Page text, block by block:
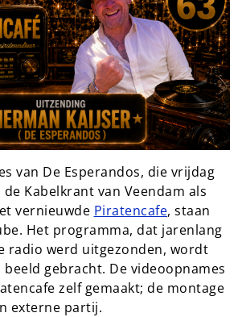
van De Esperandos, die vrijdag
Kabelkrant van Veendam als
vernieuwde Piratencafe, staan
Het programma, dat jarenlang
radio werd uitgezonden, wordt
gebracht. De videoopnames
zelf gemaakt; de montage
externe partij.